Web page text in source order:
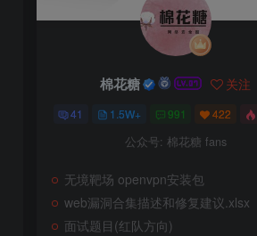
棉花糖 关注
41 1.5W+ 991 422
公众号: 棉花糖 fans
无境靶场 openvpn安装包
web漏洞合集描述和修复建议.xlsx
面试题目(红队方向)